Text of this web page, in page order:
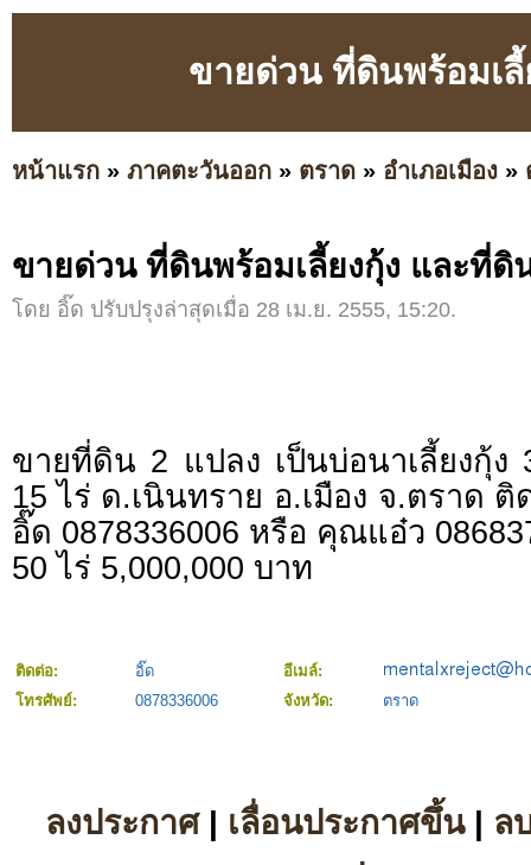
ขายด่วน ที่ดินพร้อมเลี้
หน้าแรก » ภาคตะวันออก » ตราด » อำเภอเมือง »
ขายด่วน ที่ดินพร้อมเลี้ยงกุ้ง และที่ดิ
โดย อิ๊ด ปรับปรุงล่าสุดเมื่อ 28 เม.ย. 2555, 15:20.
ขายที่ดิน 2 แปลง เป็นบ่อนาเลี้ยงกุ้ง
15 ไร่ ด.เนินทราย อ.เมือง จ.ตราด
อิ๊ด 0878336006 หรือ คุณแอ๋ว
50 ไร่ 5,000,000 บาท
ติดต่อ: อิ๊ด
อีเมล์:
โทรศัพย์:
0878336006 จังหวัด: ตราด
ลงประกาศ| เลื่อนประกาศขึ้น| ล